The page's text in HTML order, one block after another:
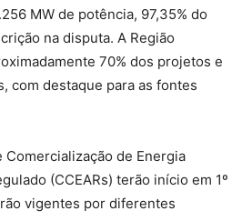
MW de potência, 97,35% do
na disputa. A Região
70% dos projetos e
com destaque para as fontes
de Energia
(CCEARs) terão início em 1º
vigentes por diferentes